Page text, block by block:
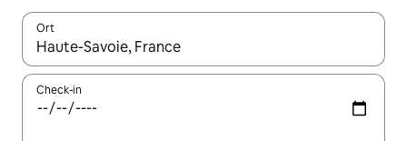
Ort
Wenn Ergebnisse verfügbar sind, navigiere mit den
Check-in